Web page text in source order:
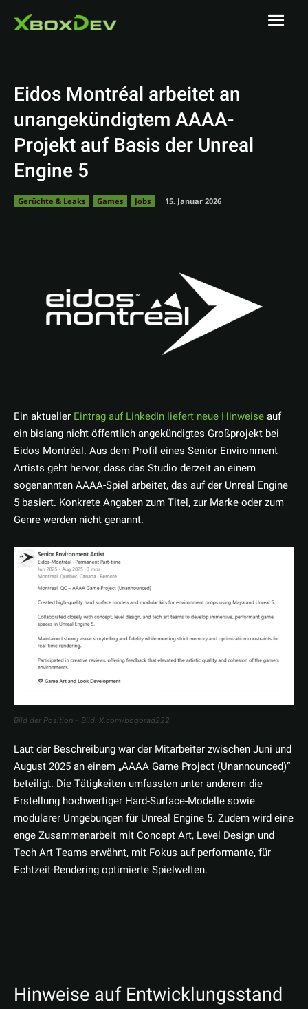
Eidos Montréal arbeitet an
unangekündigtem AAAA-
Projekt auf Basis der Unreal
Engine 5
Gerüchte & Leaks Games Jobs 15. Januar 2026
Ein aktueller Eintrag auf LinkedIn liefert neue Hinweiseauf
ein bislang nicht öffentlich angekündigtes Großprojekt bei
Eidos Montréal. Aus dem Profil eines Senior Environment
Artists geht hervor, dass das Studio derzeit an einem
sogenannten AAAA-Spiel arbeitet, das auf der Unreal Engine
5 basiert. Konkrete Angaben zum Titel, zur Marke oder zum
Genre werden nicht genannt.
Bild der Position – Bild: X.com/bogorad222
Laut der Beschreibung war der Mitarbeiter zwischen Juni und
August 2025 an einem „AAAA Game Project (Unannounced)“
beteiligt. Die Tätigkeiten umfassten unter anderem die
Erstellung hochwertiger Hard-Surface-Modelle sowie
modularer Umgebungen für Unreal Engine 5. Zudem wird eine
enge Zusammenarbeit mit Concept Art, Level Design und
Tech Art Teams erwähnt, mit Fokus auf performante, für
Echtzeit-Rendering optimierte Spielwelten.
Hinweise auf Entwicklungsstand